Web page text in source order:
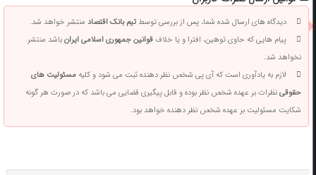
دیدگاه های ارسال شده شما، پس از بررسی توسطتیم بانک اقتصادمنتشر خواهد شد.
پیام هایی که حاوی توهین، افترا و یا خلافقوانین جمهوری اسلامی ایرانباشد منتشر
نخواهد شد.
لازم به یادآوری است که آی پی شخص نظر دهنده ثبت می شود و کلیهمسئولیت های
حقوقینظرات بر عهده شخص نظر بوده و قابل پیگیری قضایی می باشد که در صورت هر گونه
شکایت مسئولیت بر عهده شخص نظر دهنده خواهد بود.